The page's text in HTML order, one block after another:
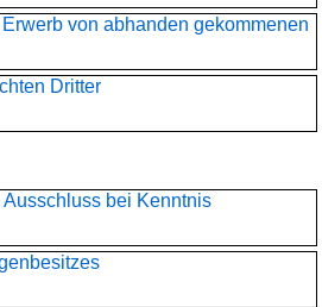
von abhanden gekommenen
Dritter
bei Kenntnis